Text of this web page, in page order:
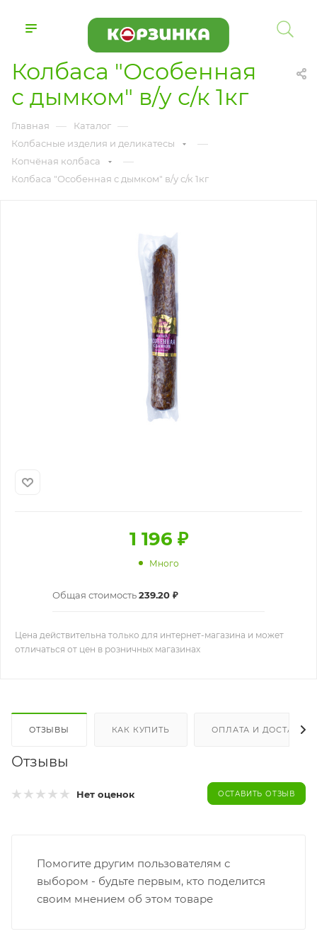
Колбаса "Особенная
с дымком" в/у с/к 1кг
Главная — Каталог —
Колбасные изделия и деликатесы —
Копчёная колбаса —
Колбаса "Особенная с дымком" в/у с/к 1кг
1 196 ₽
Много
Общая стоимость239.20 ₽
Цена действительна только для интернет-магазина и может
отличаться от цен в розничных магазинах
ОТЗЫВЫ КАК КУПИТЬ ОПЛАТА И ДОСТАВКА
Отзывы
Нет оценок ОСТАВИТЬ ОТЗЫВ
Помогите другим пользователям с
выбором - будьте первым, кто поделится
своим мнением об этом товаре